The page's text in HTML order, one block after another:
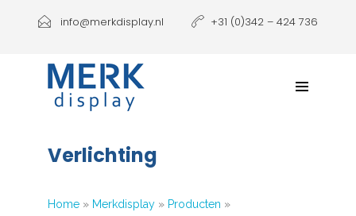
Producten
Klantbeleving
info@merkdisplay.nl +31 (0)342 – 424 736
Verlichting
Home» Merkdisplay» Producten »